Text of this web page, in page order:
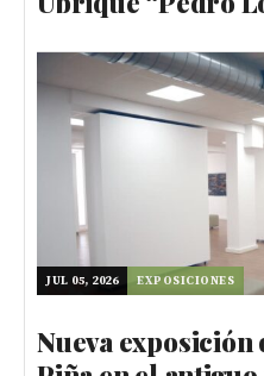
JUL 05, 2026 EXPOSICIONES
Nueva exposición